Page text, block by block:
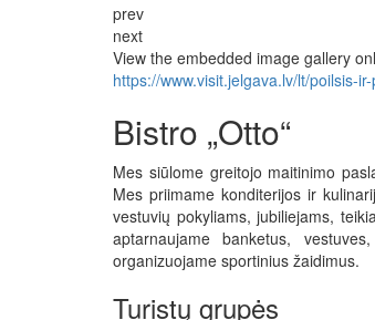
prev
next
View the embedded image gallery
https://www.visit.jelgava.lv/lt/poilsis-
Bistro „Otto“
Mes siūlome greitojo maitinimo
Mes priimame konditerijos ir
vestuvių pokyliams, jubiliejams,
aptarnaujame banketus,
organizuojame sportinius žaidimus.
Turistų grupės